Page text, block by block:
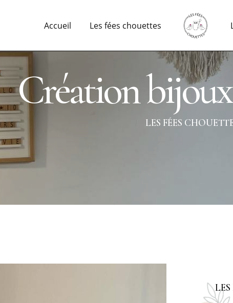
Accueil Les fées chouettes
création
LES FÉES